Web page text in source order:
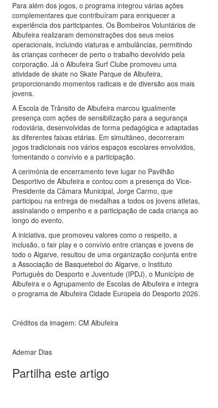
Para além dos jogos, o programa integrou várias ações
complementares que contribuíram para enriquecer a
experiência dos participantes. Os Bombeiros Voluntários de
Albufeira realizaram demonstrações dos seus meios
operacionais, incluindo viaturas e ambulâncias, permitindo
às crianças conhecer de perto o trabalho devolvido pela
corporação. Já o Albufeira Surf Clube promoveu uma
atividade de skate no Skate Parque de Albufeira,
proporcionando momentos radicais e de diversão aos mais
jovens.
A Escola de Trânsito de Albufeira marcou igualmente
presença com ações de sensibilização para a segurança
rodoviária, desenvolvidas de forma pedagógica e adaptadas
às diferentes faixas etárias. Em simultâneo, decorreram
jogos tradicionais nos vários espaços escolares envolvidos,
fomentando o convívio e a participação.
A cerimónia de encerramento teve lugar no Pavilhão
Desportivo de Albufeira e contou com a presença do Vice-
Presidente da Câmara Municipal, Jorge Carmo, que
participou na entrega de medalhas a todos os jovens atletas,
assinalando o empenho e a participação de cada criança ao
longo do evento.
A iniciativa, que promoveu valores como o respeito, a
inclusão, o fair play e o convívio entre crianças e jovens de
todo o Algarve, resultou de uma organização conjunta entre
a Associação de Basquetebol do Algarve, o Instituto
Português do Desporto e Juventude (IPDJ), o Município de
Albufeira e o Agrupamento de Escolas de Albufeira e integra
o programa de Albufeira Cidade Europeia do Desporto 2026.
Créditos da imagem: CM Albufeira
Ademar Dias
Partilha este artigo